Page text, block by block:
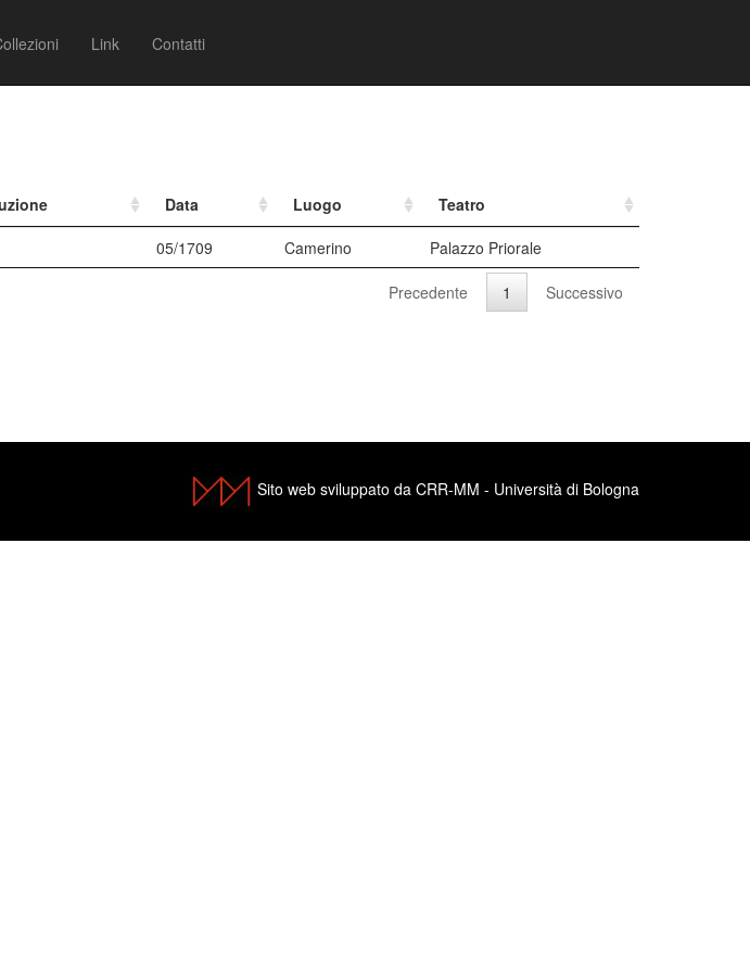
Link Contatti
Data Luogo
Teatro
05/1709 Camerino
Palazzo Priorale
Precedente 1 Successivo
Sito web sviluppato da CRR-MM - Università di Bologna